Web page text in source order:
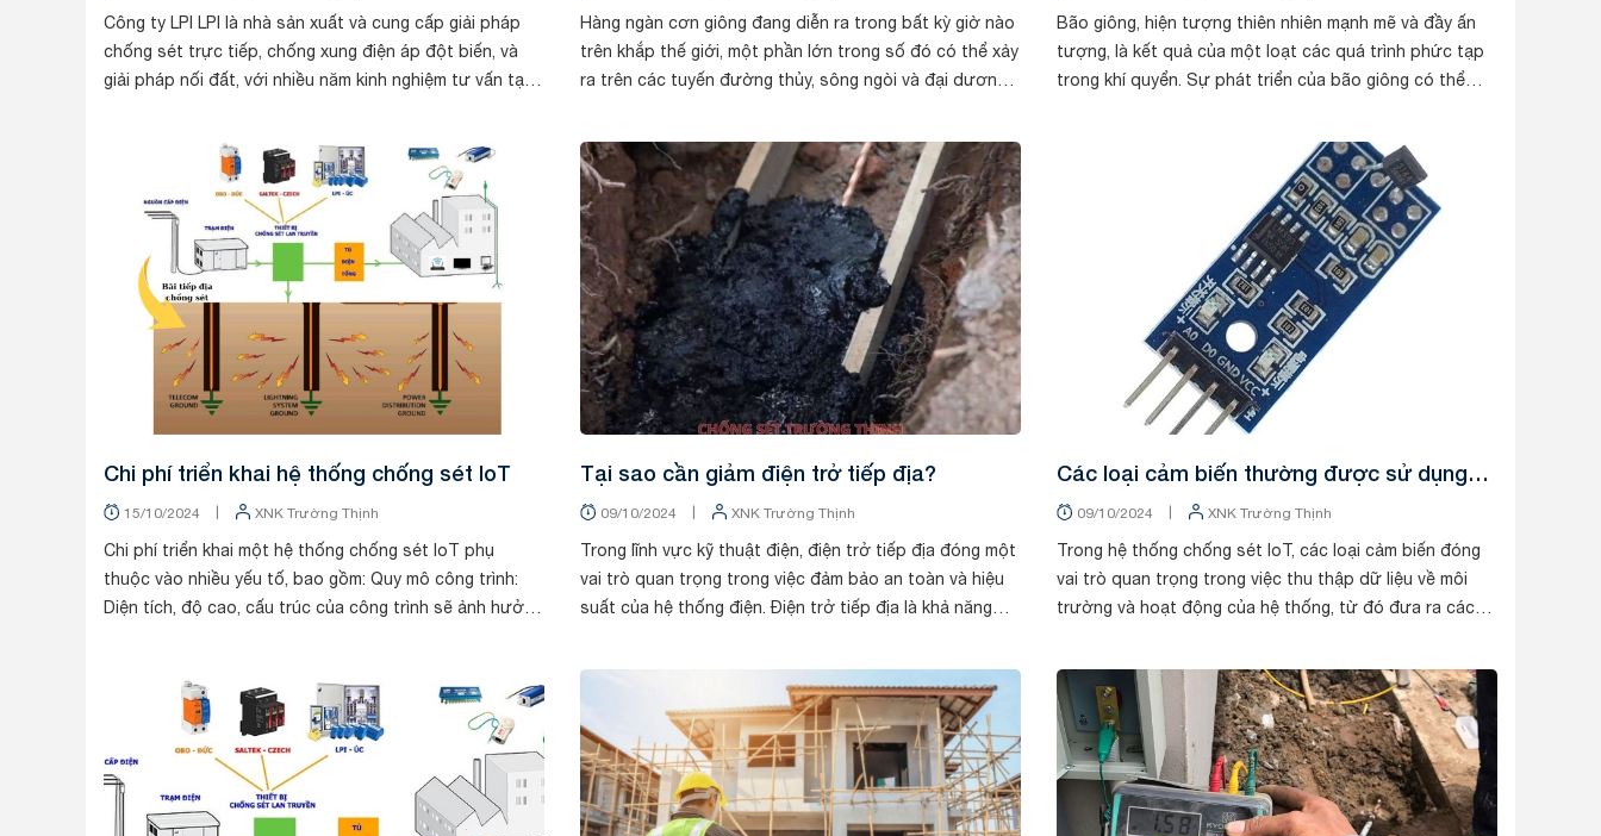
Công ty LPI LPI là nhà sản xuất và cung cấp giải pháp
chống sét trực tiếp, chống xung điện áp đột biến, và
giải pháp nối đất, với nhiều năm kinh nghiệm tư vấn tại
Hàng ngàn cơn giông đang diễn ra trong bất kỳ giờ nào
trên khắp thế giới, một phần lớn trong số đó có thể xảy
ra trên các tuyến đường thủy, sông ngòi và đại dương.
Bão giông, hiện tượng thiên nhiên mạnh mẽ và đầy ấn
tượng, là kết quả của một loạt các quá trình phức tạp
trong khí quyển. Sự phát triển của bão giông có thể
Chi phí triển khai hệ thống chống sét IoT
15/10/2024 XNK Trường Thịnh
Chi phí triển khai một hệ thống chống sét IoT phụ
thuộc vào nhiều yếu tố, bao gồm: Quy mô công trình:
Diện tích, độ cao, cấu trúc của công trình sẽ ảnh hưởng
Tin tức
Tại sao cần giảm điện trở tiếp địa?
09/10/2024 XNK Trường Thịnh
Trong lĩnh vực kỹ thuật điện, điện trở tiếp địa đóng một
vai trò quan trọng trong việc đảm bảo an toàn và hiệu
suất của hệ thống điện. Điện trở tiếp địa là khả năng
Các loại cảm biến thường được sử dụng
trong hệ thống chống sét IoT
09/10/2024 XNK Trường Thịnh
Trong hệ thống chống sét IoT, các loại cảm biến đóng
vai trò quan trọng trong việc thu thập dữ liệu về môi
trường và hoạt động của hệ thống, từ đó đưa ra các
Tin tức Tin tức